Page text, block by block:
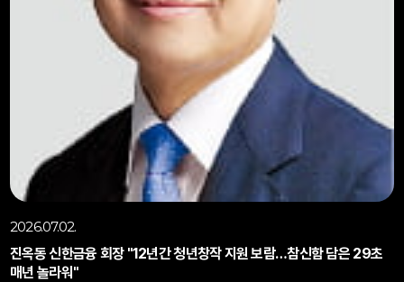
2026.07.02.
진옥동 신한금융 회장 "12년간 청년창작 지원 보람…참신함 담은 29초
매년 놀라워"